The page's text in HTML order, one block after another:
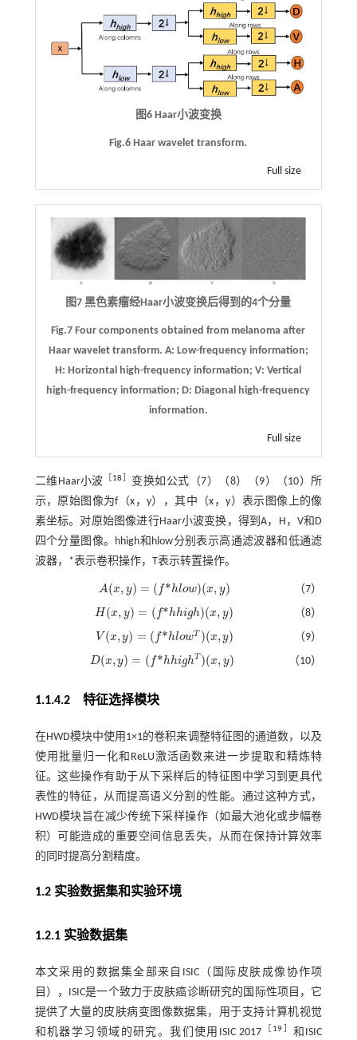
图6 Haar小波变换
Fig.6 Haar wavelet transform.
Full size
图7 黑色素瘤经Haar小波变换后得到的4个分量
Fig.7 Four components obtained from melanoma after
Haar wavelet transform. A: Low-frequency information;
H: Horizontal high-frequency information; V: Vertical
high-frequency information; D: Diagonal high-frequency
information.
Full size
二维Haar小波 18 变换如 公式（7）
（8）（9）（10）所
示，原始图像为f（x，y），其中（x，y）表示图像上的像
素坐标。对原始图像进行Haar小波变换，得到A，H，V和D
四个分量图像。hhigh和hlow分别表示高通滤波器和低通滤
波器，*表示卷积操作，T表示转置操作。
A(x, y) = ( f*hlow)(x, y)
A(x,y) =(f*hl ow)(x,y) （7）
H (x, y) = ( f*hhigh)(x, y)
H( x,y) =(f*hh igh)(x,y) （8）
V (x,y) = ( f*hlowT )(x,y)
V( x,y)=(f *hl owT)(x,y) （9）
D(x,y) = ( f*hhighT )(x, y)
D(x,y)=(f *hh ighT)(x,y) （10）
1.1.4.2 特征选择模块
在HWD模块中使用1×1的卷积来调整特征图的通道数，以及
使用批量归一化和ReLU激活函数来进一步提取和精炼特
征。这些操作有助于从下采样后的特征图中学习到更具代
表性的特征，从而提高语义分割的性能。通过这种方式，
HWD模块旨在减少传统下采样操作（如最大池化或步幅卷
积）可能造成的重要空间信息丢失，从而在保持计算效率
的同时提高分割精度。
1.2 实验数据集和实验环境
1.2.1 实验数据集
本文采用的数据集全部来自ISIC（国际皮肤成像协作项
目），ISIC是一个致力于皮肤癌诊断研究的国际性项目，它
提供了大量的皮肤病变图像数据集，用于支持计算机视觉
和机器学习领域的研究。我们使用ISIC 2017
19
和ISIC